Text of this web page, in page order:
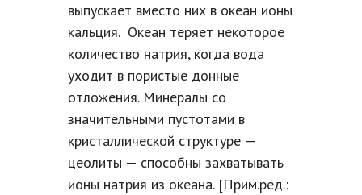
выпускает вместо них в океан ионы
кальция. Океан теряет некоторое
количество натрия, когда вода
уходит в пористые донные
отложения. Минералы со
значительными пустотами в
кристаллической структуре —
цеолиты — способны захватывать
ионы натрия из океана. [Прим.ред.: